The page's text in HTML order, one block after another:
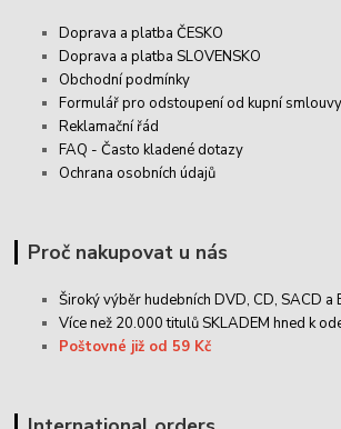
Doprava a platba ČESKO
Doprava a platba SLOVENSKO
Obchodní podmínky
Formulář pro odstoupení od kupní
Reklamační řád
FAQ - Často kladené dotazy
Ochrana osobních údajů
Proč nakupovat u nás
Široký výběr hudebních DVD, CD,SACD a
Více než 20.000 titulů SKLADEM hned k
Poštovné již od 59 Kč